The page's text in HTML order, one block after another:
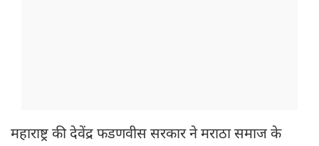
महाराष्ट्र की देवेंद्र फडणवीस सरकार ने मराठा समाज के